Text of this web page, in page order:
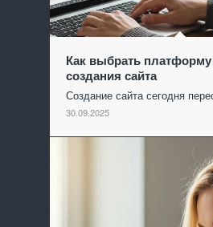
Как выбрать
создания сайта
Создание сайта сегодня
30.09.2025